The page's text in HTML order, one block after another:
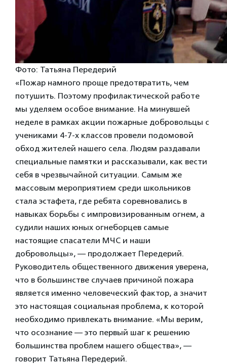
Фото: Татьяна Передерий
«Пожар намного проще предотвратить, чем
потушить. Поэтому профилактической работе
мы уделяем особое внимание. На минувшей
неделе в рамках акции пожарные добровольцы с
учениками 4-7-х классов провели подомовой
обход жителей нашего села. Людям раздавали
специальные памятки и рассказывали, как вести
себя в чрезвычайной ситуации. Самым же
массовым мероприятием среди школьников
стала эстафета, где ребята соревновались в
навыках борьбы с импровизированным огнем, а
судили наших юных огнеборцев самые
настоящие спасатели МЧС и наши
добровольцы», — продолжает Передерий.
Руководитель общественного движения уверена,
что в большинстве случаев причиной пожара
является именно человеческий фактор, а значит
это настоящая социальная проблема, к которой
необходимо привлекать внимание. «Мы верим,
что осознание — это первый шаг к решению
большинства проблем нашего общества», —
говорит Татьяна Передерий.